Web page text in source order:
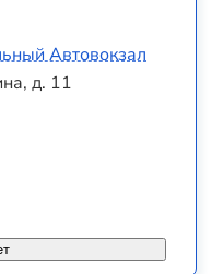
Автовокзал
д. 11